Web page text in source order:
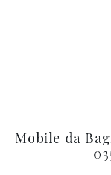
Mobile da